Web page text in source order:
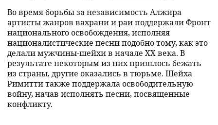
Во время борьбы за независимость Алжира
артисты жанров вахрани и раи поддержали Фронт
национального освобождения, исполняя
националистические песни подобно тому, как это
делали мужчины-шейхи в начале XX века. В
результате некоторым из них пришлось бежать
из страны, другие оказались в тюрьме. Шейха
Римитти также поддержала освободительную
войну, начав исполнять песни, посвященные
конфликту.